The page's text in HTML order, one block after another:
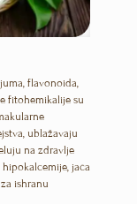
flavonoida,
fitohemikalije su
ublažavaju
na zdravlje
jača
ishranu